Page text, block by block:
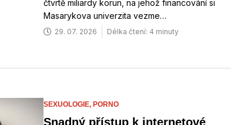
čtvrtě miliardy korun, na jehož financování si
Masarykova univerzita vezme…
29. 07. 2026 Délka čtení: 4 minuty
SEXUOLOGIE, PORNO
Snadný přístup k internetové